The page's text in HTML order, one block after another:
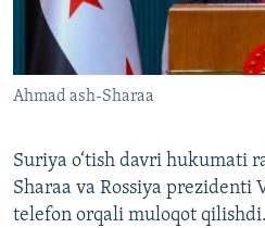
Ahmad ash-Sharaa
Suriya o‘tish davri hukumati
Sharaa va Rossiya
telefon orqali muloqot qilishdi.